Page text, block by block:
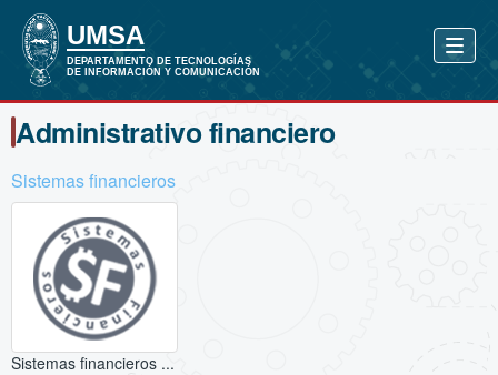
Administrativo financiero
Sistemas financieros
Sistemas financieros ...